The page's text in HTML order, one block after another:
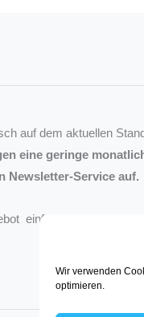
Wir verwenden
optimieren.
auf dem aktuellen
eine geringe
Newsletter-Service auf.
einfach eine